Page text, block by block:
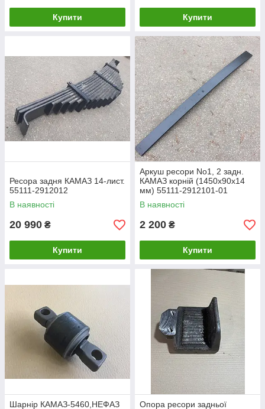
Купити Купити
Ресора задня КАМАЗ 14-лист.
55111-2912012
В наявності
20 990 ₴
Купити
Аркуш ресори No1, 2 задн.
КАМАЗ корній (1450х90х14
мм) 55111-2912101-01
В наявності
2 200 ₴
Купити
Шарнір КАМАЗ-5460,НЕФАЗ Опора ресори задньої